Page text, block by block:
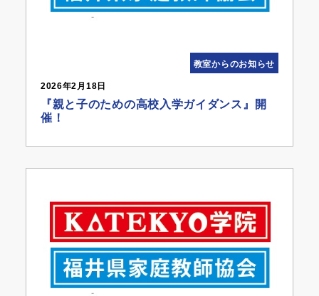
教室からのお知らせ
2026年2月18日
『親と子のための高校入学ガイダンス』開
催！